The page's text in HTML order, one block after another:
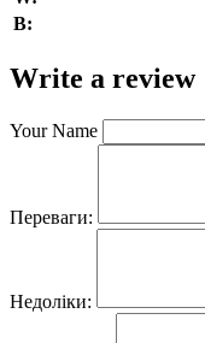
В:
Write a review
Your Name
Переваги:
Недоліки: